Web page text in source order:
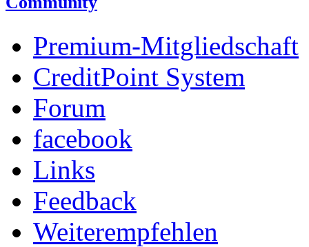
Premium-Mitgliedschaft
CreditPoint System
Forum
facebook
Links
Feedback
Weiterempfehlen